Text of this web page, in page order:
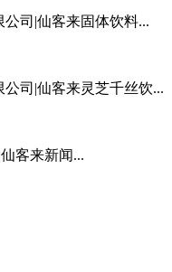
司|仙客来固体饮料...
司|仙客来灵芝千丝饮...
客来新闻...